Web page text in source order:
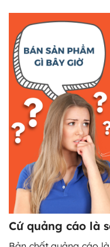
Cứ quảng cáo là